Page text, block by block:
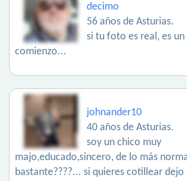
decimo
56 años de Asturias.
si tu foto es real, es un
comienzo...
johnander10
40 años de Asturias.
soy un chico muy
majo,educado,sincero, de lo más
bastante????... si quieres cotillear